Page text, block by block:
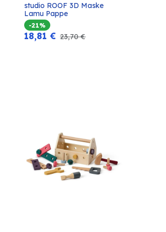
In den
Warenkorb
studio ROOF 3D Maske
Lamu Pappe
-21%
18,81 € 23,70€